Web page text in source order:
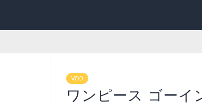
VOD
ワンピース ゴーイ